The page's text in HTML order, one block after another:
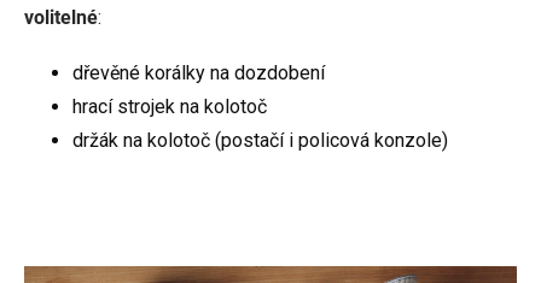
volitelné:
dřevěné korálky na dozdobení
hrací strojek na kolotoč
držák na kolotoč (postačí i policová konzole)